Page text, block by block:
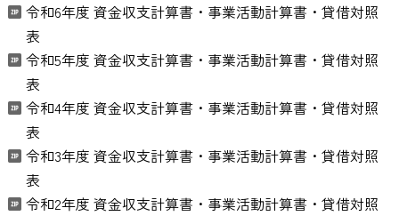
令和6年度 資金収支計算書・事業活動計算書・貸借対照
表
令和5年度 資金収支計算書・事業活動計算書・貸借対照
表
令和4年度 資金収支計算書・事業活動計算書・貸借対照
表
令和3年度 資金収支計算書・事業活動計算書・貸借対照
表
令和2年度 資金収支計算書・事業活動計算書・貸借対照